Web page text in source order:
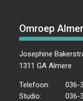
Omroep
Josephine
1311 GA Almere
Telefoon:
036-
Studio:
036-